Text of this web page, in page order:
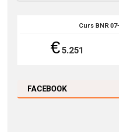
Curs BNR
€5.251
FACEBOOK